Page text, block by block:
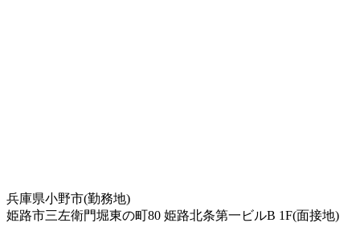
兵庫県小野市(勤務地)
姫路市三左衛門堀東の町80 姫路北条第一ビルB 1F(面接地)